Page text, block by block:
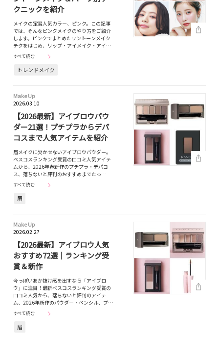
クニックを紹介
メイクの定番人気カラー、ピンク。この記事
では、そんなピンクメイクのやり方をご紹介
します。ピンクでまとめたワントーンメイク
テクをはじめ、リップ・アイメイク・アイ…
すべて読む
トレンドメイク
Make Up
2026.03.10
【2026最新】アイブロウパウ
ダー21選！プチプラからデパ
コスまで人気アイテムを紹介
眉メイクに欠かせないアイブロウパウダー。
ベスコスランキング受賞の口コミ人気アイテ
ムから、2026年春新作のプチプラ・デパコ
ス、落ちないと評判のおすすめまでたっ…
すべて読む
眉
Make Up
2026.02.27
【2026最新】アイブロウ人気
おすすめ72選｜ランキング受
賞＆新作
今っぽいあか抜け感を出すなら「アイブロ
ウ」に注目！最新ベスコスランキング受賞の
口コミ人気から、落ちないと評判のアイテ
ム、2026年新作のパウダー・ペンシル、プ…
すべて読む
眉